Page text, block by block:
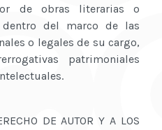
de obras literarias o
del marco de las
o legales de su cargo,
patrimoniales
DE AUTOR Y A LOS